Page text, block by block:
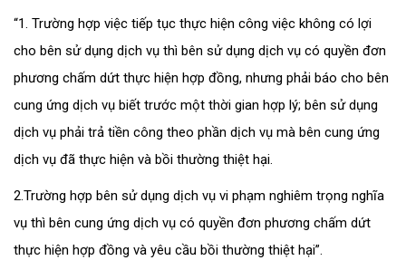
“1. Trường hợp việc tiếp tục thực hiện công việc không có lợi
cho bên sử dụng dịch vụ thì bên sử dụng dịch vụ có quyền đơn
phương chấm dứt thực hiện hợp đồng, nhưng phải báo cho bên
cung ứng dịch vụ biết trước một thời gian hợp lý; bên sử dụng
dịch vụ phải trả tiền công theo phần dịch vụ mà bên cung ứng
dịch vụ đã thực hiện và bồi thường thiệt hại.
2.Trường hợp bên sử dụng dịch vụ vi phạm nghiêm trọng nghĩa
vụ thì bên cung ứng dịch vụ có quyền đơn phương chấm dứt
thực hiện hợp đồng và yêu cầu bồi thường thiệt hại”.